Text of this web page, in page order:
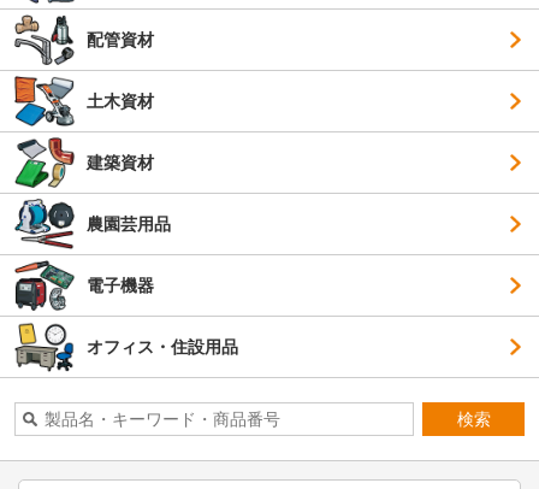
配管資材
土木資材
建築資材
農園芸用品
電子機器
オフィス・住設用品
検索